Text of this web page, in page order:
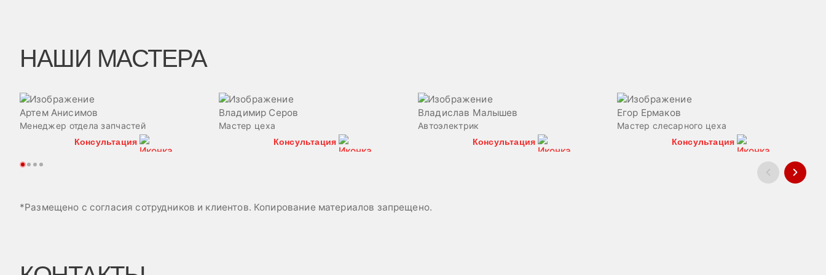
НАШИ МАСТЕРА
Артем Анисимов
Менеджер отдела запчастей
Консультация
Владимир Серов
Мастер цеха
Консультация
Владислав Малышев
Автоэлектрик
Консультация
Егор Ермаков
Мастер слесарного цеха
Консультация
*Размещено с согласия сотрудников и клиентов. Копирование материалов запрещено.